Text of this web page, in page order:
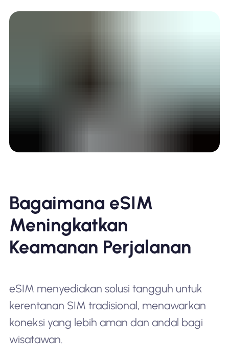
Bagaimana eSIM
Meningkatkan
Keamanan Perjalanan
eSIM menyediakan solusi tangguh untuk
kerentanan SIM tradisional, menawarkan
koneksi yang lebih aman dan andal bagi
wisatawan.